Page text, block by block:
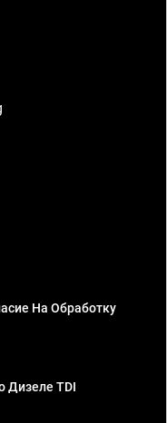
На Обработку
Дизеле TDI